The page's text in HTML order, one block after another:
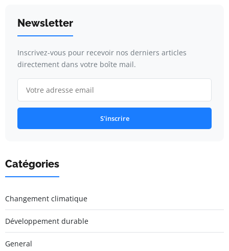
Newsletter
Inscrivez-vous pour recevoir nos derniers articles
directement dans votre boîte mail.
S'inscrire
Catégories
Changement climatique
Développement durable
General